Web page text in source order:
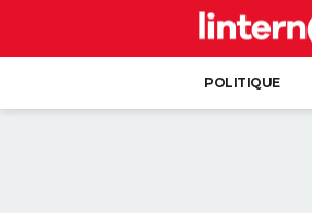
POLITIQUE